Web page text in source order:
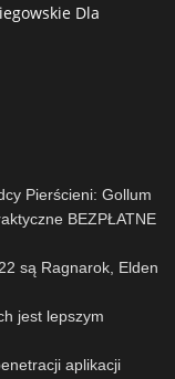
Dla
Pierścieni: Gollum
BEZPŁATNE
są Ragnarok, Elden
jest lepszym
aplikacji